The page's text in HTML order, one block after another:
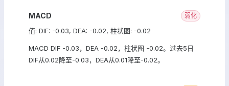
MACD 弱化
值: DIF: -0.03, DEA: -0.02, 柱状图: -0.02
MACD DIF -0.03，DEA -0.02，柱状图 -0.02。过去5日
DIF从0.02降至-0.03，DEA从0.01降至-0.02。